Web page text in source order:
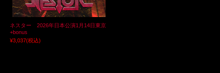
ネスター 2026年日本公演1月14日東京
+bonus
¥3,037(税込)